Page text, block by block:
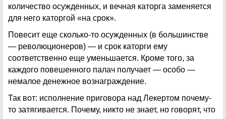
количество осужденных, и вечная каторга заменяется
для него каторгой «на срок».
Повесит еще сколько-то осужденных (в большинстве
— революционеров) — и срок каторги ему
соответственно еще уменьшается. Кроме того, за
каждого повешенного палач получает — особо —
немалое денежное вознаграждение.
Так вот: исполнение приговора над Лекертом почему-
то затягивается. Почему, никто не знает, но говорят, что